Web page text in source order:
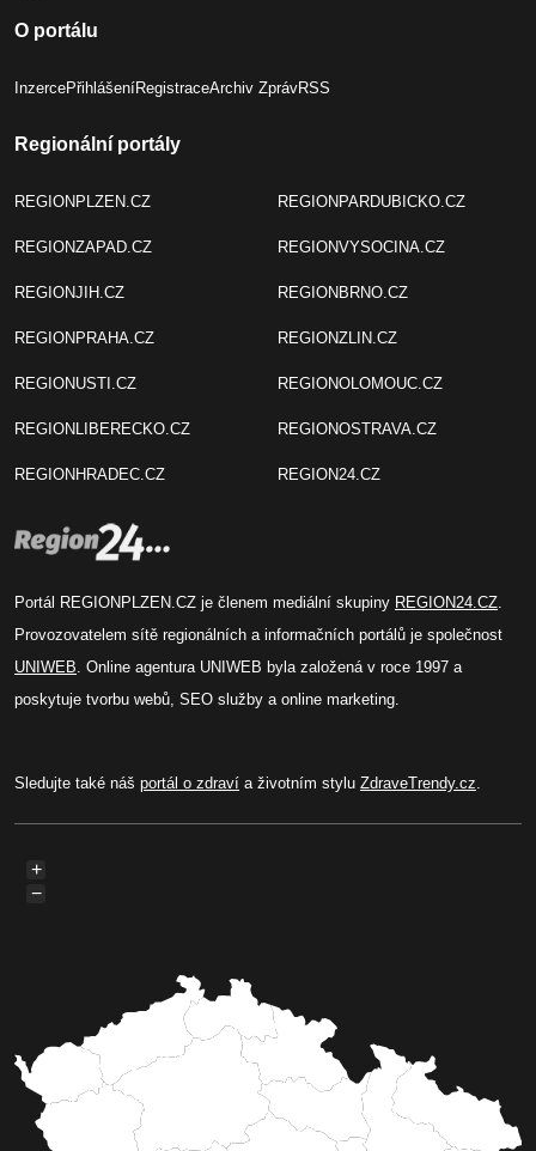
O portálu
InzercePřihlášeníRegistraceArchiv ZprávRSS
Regionální portály
REGIONPLZEN.CZ
REGIONZAPAD.CZ
REGIONJIH.CZ
REGIONPRAHA.CZ
REGIONUSTI.CZ
REGIONLIBERECKO.CZ
REGIONHRADEC.CZ
REGIONPARDUBICKO.CZ
REGIONVYSOCINA.CZ
REGIONBRNO.CZ
REGIONZLIN.CZ
REGIONOLOMOUC.CZ
REGIONOSTRAVA.CZ
REGION24.CZ
Portál REGIONPLZEN.CZ je členem mediální skupiny REGION24.CZ
Provozovatelem sítě regionálních a informačních portálů je společnost
UNIWEB . Online agentura UNIWEB byla založená v roce 1997 a
poskytuje tvorbu webů, SEO služby a online marketing.
Sledujte také náš portál o zdraví a životním stylu ZdraveTrendy.cz
+
−